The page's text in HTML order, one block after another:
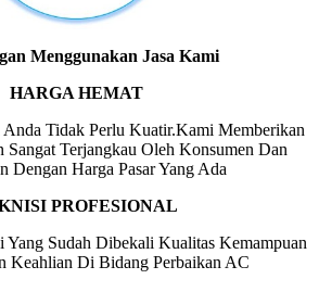
Menggunakan Jasa Kami
HARGA HEMAT
Tidak Perlu Kuatir.Kami Memberikan
Sangat Terjangkau Oleh Konsumen Dan
Dengan Harga Pasar Yang Ada
PROFESIONAL
Sudah Dibekali Kualitas Kemampuan
Keahlian Di Bidang Perbaikan AC